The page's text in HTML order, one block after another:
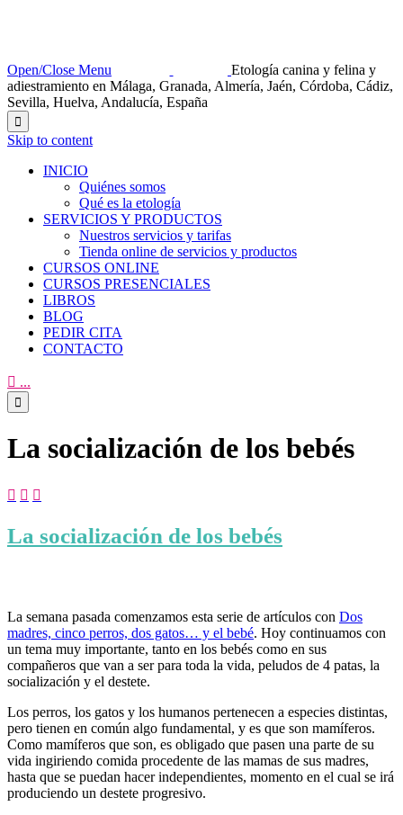
Open/Close Menu
Etología canina y felina y
adiestramiento en Málaga, Granada, Almería, Jaén, Córdoba, Cádiz,
Sevilla, Huelva, Andalucía, España

Skip to content
INICIO
Quiénes somos
Qué es la etología
SERVICIOS Y PRODUCTOS
Nuestros servicios y tarifas
Tienda online de servicios y productos
CURSOS ONLINE
CURSOS PRESENCIALES
LIBROS
BLOG
PEDIR CITA
CONTACTO
 ...

La socialización de los bebés
  
La socialización de los bebés
La semana pasada comenzamos esta serie de artículos con Dos
madres, cinco perros, dos gatos… y el bebé. Hoy continuamos con
un tema muy importante, tanto en los bebés como en sus
compañeros que van a ser para toda la vida, peludos de 4 patas, la
socialización y el destete.
Los perros, los gatos y los humanos pertenecen a especies distintas,
pero tienen en común algo fundamental, y es que son mamíferos.
Como mamíferos que son, es obligado que pasen una parte de su
vida ingiriendo comida procedente de las mamas de sus madres,
hasta que se puedan hacer independientes, momento en el cual se irá
produciendo un destete progresivo.